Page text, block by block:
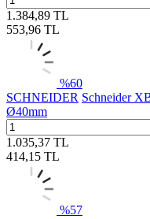
1.384,89 TL
553,96 TL
%60
SCHNEIDER Schneider
Ø40mm
1.035,37 TL
414,15 TL
%57